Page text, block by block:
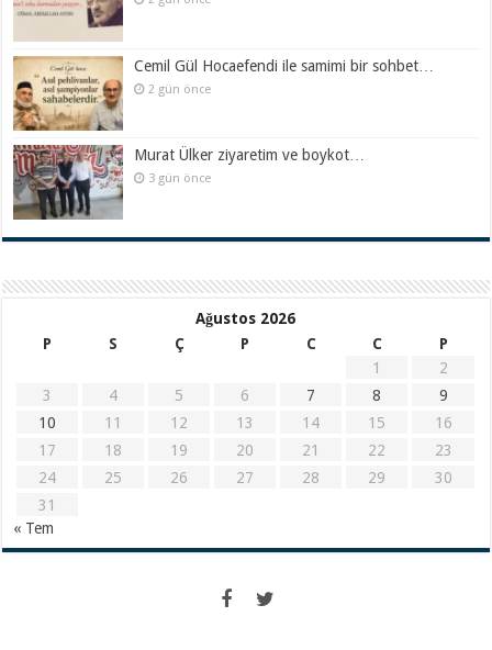
Cemil Gül Hocaefendi ile samimi bir sohbet…
2 gün önce
Murat Ülker ziyaretim ve boykot…
3 gün önce
Ağustos 2026
P
S Ç P C C
P
1
2
3
4 5 6 7 8
9
10
11 12 13 14 15
16
17
18 19 20 21 22
23
24
25 26 27 28 29
30
31
« Tem